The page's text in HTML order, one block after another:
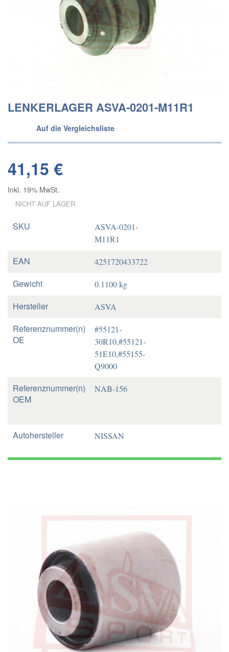
LENKERLAGER ASVA-0201-M11R1
Auf die Vergleichsliste
41,15 €
Inkl. 19% MwSt.
NICHT AUF LAGER
SKU
ASVA-0201-
M11R1
EAN 4251720433722
Gewicht 0.1100 kg
Hersteller ASVA
Referenznummer(n)
OE
#55121-
30R10,#55121-
51E10,#55155-
Q9000
Referenznummer(n)
OEM
NAB-156
Autohersteller NISSAN